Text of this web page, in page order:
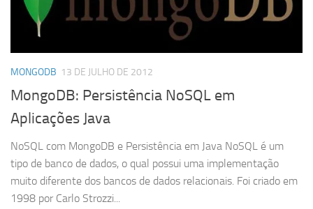
MONGODB 13 DE JULHO DE 2012
MongoDB: Persistência NoSQL em
Aplicações Java
NoSQL com MongoDB e Persistência em Java NoSQL é um
tipo de banco de dados, o qual possui uma implementação
muito diferente dos bancos de dados relacionais. Foi criado em
1998 por Carlo Strozzi...